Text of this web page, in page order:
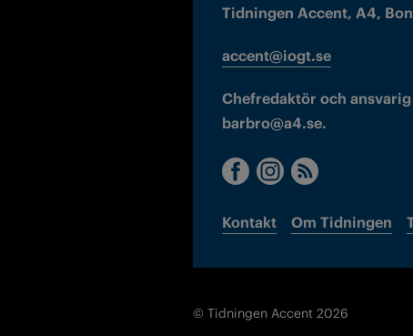
Tidningen Accent, A4,
accent@iogt.se
Chefredaktör och
barbro@a4.se.
Kontakt Om Tidningen
© Tidningen Accent 2026